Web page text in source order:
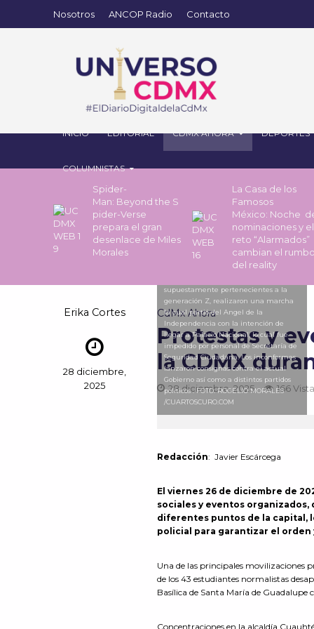
Nosotros ANCOP Radio Contacto
INICIO EDITORIAL CDMX AHORA DEPORTES
COLUMNISTAS
Spider-
Man: Beyond the S
pider-Verse
prepara el gran
desenlace de Miles
Morales
La Casa de los
Famosos
México: Noche
nominaciones y el
reto “Alarmados”
cambian el
del reality
Erika Cortes
28 diciembre,
2025
CdMx Ahora
Protestas y
la CDMX
28 diciembre, 2025 166
CIUDAD DE MÉXICO,
supuestamente pertenecientes a la
generación Z, realizaron una marcha
la cual partió del Angel de la
Independencia con la intención de
llegar a Palacio Nacional, lo cual fue
impedido por personal de Secretaría de
Seguridad Ciudadana. Los inconformes
lanzaron consignas contra el actual
Gobierno así como a distintos partidos
políticos . FOTO: ROGELIO MORALES
/CUARTOSCURO.COM
Redacción: Javier Escárcega
El viernes 26 de diciembre de
sociales y eventos
diferentes puntos de la capital,
policial para garantizar el orden
Una de las principales movilizaciones
de los 43 estudiantes normalistas
Basílica de Santa María de Guadalupe
Concentraciones en la alcaldía